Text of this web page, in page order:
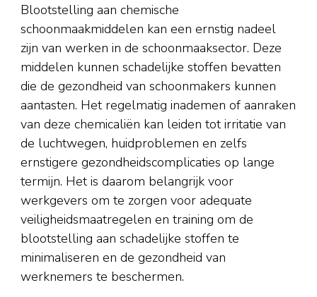
Blootstelling aan chemische
schoonmaakmiddelen kan een ernstig nadeel
zijn van werken in de schoonmaaksector. Deze
middelen kunnen schadelijke stoffen bevatten
die de gezondheid van schoonmakers kunnen
aantasten. Het regelmatig inademen of aanraken
van deze chemicaliën kan leiden tot irritatie van
de luchtwegen, huidproblemen en zelfs
ernstigere gezondheidscomplicaties op lange
termijn. Het is daarom belangrijk voor
werkgevers om te zorgen voor adequate
veiligheidsmaatregelen en training om de
blootstelling aan schadelijke stoffen te
minimaliseren en de gezondheid van
werknemers te beschermen.